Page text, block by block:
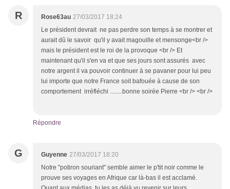
R Rose63au 27/03/2017 18:24
Le président devrait ne pas perdre son temps à se montrer et
aurait dû le savoir qu'il y avait magouille et mensonge<br />
mais le président est le roi de la provoque <br /> Et
maintenant qu'il s'en va et que ses jours sont assurés avec
notre argent il va pouvoir continuer à se pavaner pour lui peu
lui importe que notre France soit bafouée à cause de son
comportement irréfléchi ........bonne soirée Pierre <br /> <br />
Répondre
G Guyenne 27/03/2017 18:20
Notre "potiron souriant" semble aimer le p'tit noir comme le
prouve ses voyages en Afrique car là-bas il est acclamé.